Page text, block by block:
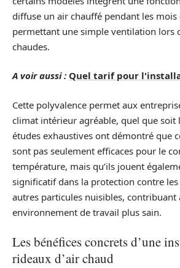
diffuse un air chauffé pendant les mois
permettant une simple ventilation lors
chaudes.
A voir aussi : Quel tarif pour
Cette polyvalence permet aux
climat intérieur agréable, quel que soit
études exhaustives ont démontré que
sont pas seulement efficaces pour le
température, mais qu’ils jouent
significatif dans la protection contre
autres particules nuisibles, contribuant
environnement de travail plus sain.
Les bénéfices concrets d’une
rideaux d’air chaud